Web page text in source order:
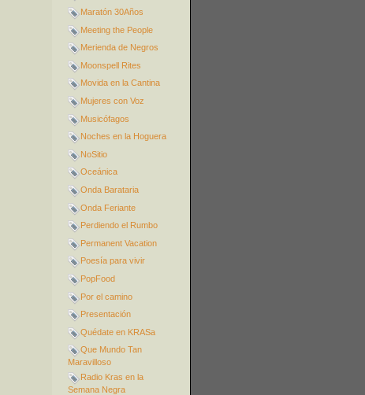
Maratón 30Años
Meeting the People
Merienda de Negros
Moonspell Rites
Movida en la Cantina
Mujeres con Voz
Musicófagos
Noches en la Hoguera
NoSitio
Oceánica
Onda Barataria
Onda Feriante
Perdiendo el Rumbo
Permanent Vacation
Poesía para vivir
PopFood
Por el camino
Presentación
Quédate en KRASa
Que Mundo Tan
Maravilloso
Radio Kras en la
Semana Negra